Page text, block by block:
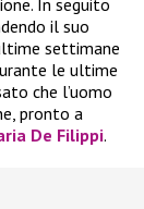
In seguito
il suo
settimane
le ultime
che l’uomo
pronto a
De Filippi.